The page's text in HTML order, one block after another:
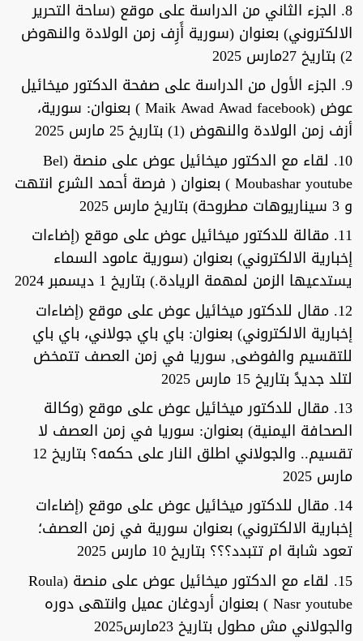
8. الجزء الثاني من الدراسة على موقع (ساحة التحرير
الالكتروني) بعنوان (سورية أَزِف زمن الولادة والنهوض
2) بتاريخ 27مارس 2025
9. الجزء الأول من الدراسة على صفحة الدكتور ميخائيل
عوض (Maik Awad Awad facebook ) بعنوان: سورية،
أزف زمن الولادة والنهوض (1) بتاريخ 25 مارس 2025
10. لقاء مع الدكتور ميخائيل عوض على منصة (Bel
Moubashar youtube ) بعنوان ( فرصة أحمد الشرع انتهت
و 3 سيناريوهات مطروحة) بتاريخ مارس 2025
11. مقالة للدكتور ميخائيل عوض على موقع (إضاءات
إخبارية الالكتروني) بعنوان (سورية عامود السماء
يستدعيها الزمن لمهمة الريادة.) بتاريخ 1 ديسمبر 2024
12. مقال للدكتور ميخائيل عوض على موقع (إضاءات
إخبارية الالكتروني) بعنوان: باي باي جولاني، باي باي
للتقسيم والفوضى, سوريا في زمن العصف تتمخض
لتلد جديدً بتاريخ 15 مارس 2025
13. مقال للدكتور ميخائيل عوض على موقع (وكالة
الصحافة اليمنية) بعنوان: سوريا في زمن العصف لا
تقسيم.. والجولاني اطلق النار على حكمه؟ بتاريخ 12
مارس 2025
14. مقال للدكتور ميخائيل عوض على موقع (إضاءات
إخبارية الالكتروني) بعنوان سورية في زمن العصف؛
تعود شابة ام تتبدد؟؟؟ بتاريخ 10 مارس 2025
15. لقاء مع الدكتور ميخائيل عوض على منصة (Roula
Nasr youtube ) بعنوان أردوغان عميل وانتهى دوره
والجولاني مش مطول بتاريخ 23مارس2025